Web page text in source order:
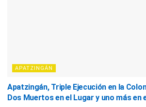
APATZINGÁN
Apatzingán, Triple Ejecución en la
Dos Muertos en el Lugar y uno más en